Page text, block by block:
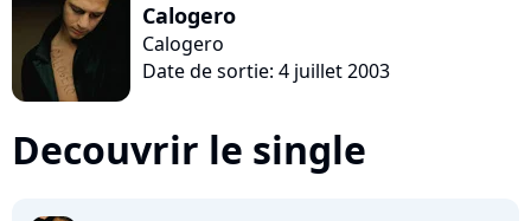
Calogero
Calogero
Date de sortie: 4 juillet 2003
Decouvrir le single